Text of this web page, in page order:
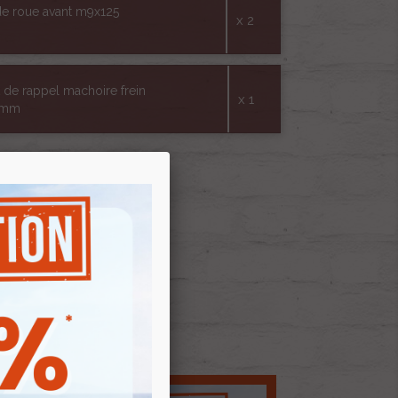
roue avant m9x125
x 2
de rappel machoire frein
x 1
AU PANIER